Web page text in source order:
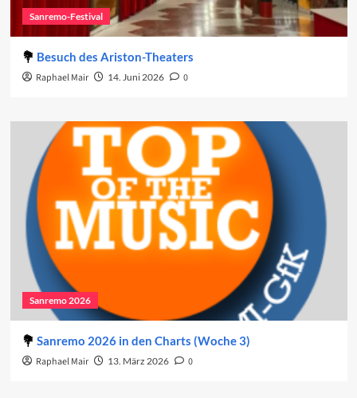
Sanremo-Festival
Besuch des Ariston-Theaters
Raphael Mair 14. Juni 2026 0
Sanremo 2026
Sanremo 2026 in den Charts (Woche 3)
Raphael Mair 13. März 2026 0